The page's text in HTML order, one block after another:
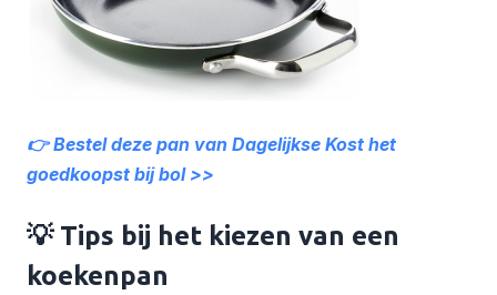
👉 Bestel deze pan van Dagelijkse Kost het
goedkoopst bij bol >>
💡 Tips bij het kiezen van een
koekenpan